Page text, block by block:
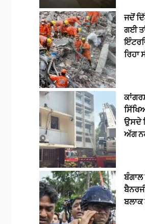
ਜਦੋਂ
ਗਈ
ਰਿਹਾ
ਉਸਦੇ
ਅੱਗ
ਬਲਾਕ